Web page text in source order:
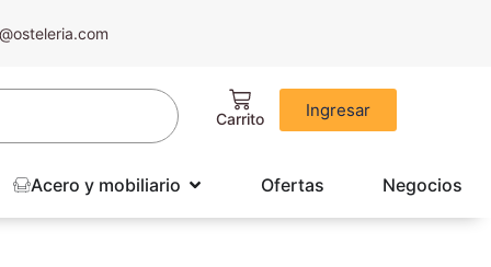
Ingresar
Acero y mobiliario Ofertas Negocios